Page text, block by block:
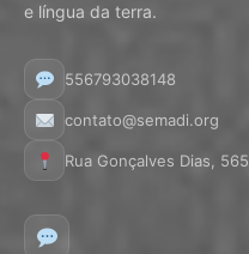
e língua da terra.
556793038148
contato@semadi.org
Rua Gonçalves Dias,